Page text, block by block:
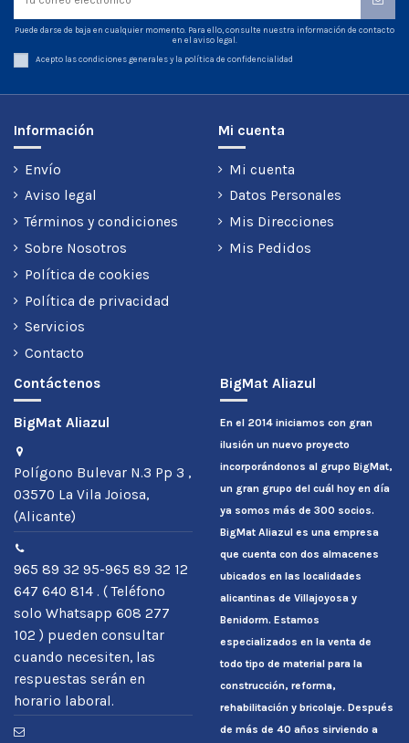
Puede darse de baja en cualquier momento. Para ello, consulte nuestra información de contacto
en el aviso legal.
Acepto las condiciones generales y la política de confidencialidad
Información
Envío
Aviso legal
Términos y condiciones
Sobre Nosotros
Política de cookies
Política de privacidad
Servicios
Contacto
Mi cuenta
Mi cuenta
Datos Personales
Mis Direcciones
Mis Pedidos
Contáctenos
BigMat Aliazul
Polígono Bulevar N.3 Pp 3 ,
03570 La Vila Joiosa,
(Alicante)
965 89 32 95-965 89 32 12
647 640 814 . ( Teléfono
solo Whatsapp 608 277
102 ) pueden consultar
cuando necesiten, las
respuestas serán en
horario laboral.
BigMat Aliazul
En el 2014 iniciamos con gran
ilusión un nuevo proyecto
incorporándonos al grupo BigMat,
un gran grupo del cuál hoy en día
ya somos más de 300 socios.
BigMat Aliazul es una empresa
que cuenta con dos almacenes
ubicados en las localidades
alicantinas de Villajoyosa y
Benidorm. Estamos
especializados en la venta de
todo tipo de material para la
construcción, reforma,
rehabilitación y bricolaje. Después
de más de 40 años sirviendo a